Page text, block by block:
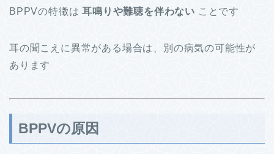
BPPVの特徴は耳鳴りや難聴を伴わない ことです
耳の聞こえに異常がある場合は、別の病気の可能性が
あります
BPPVの原因